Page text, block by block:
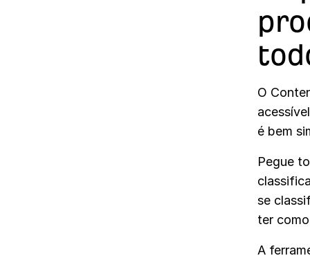
O
é bem
Pegue
se
ter
A